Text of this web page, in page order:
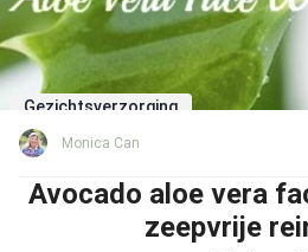
Gezichtsverzorging
Monica Can
Avocado aloe vera
zeepvrije